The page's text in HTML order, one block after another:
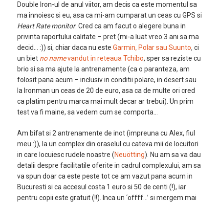
Double Iron-ul de anul viitor, am decis ca este momentul sa
ma innoiesc si eu, asa ca mi-am cumparat un ceas cu GPS si
Heart Rate monitor. Cred ca am facut o alegere buna in
privinta raportului calitate – pret (mi-a luat vreo 3 ani sa ma
decid… :)) si, chiar daca nu este Garmin, Polar sau Suunto, ci
un biet no namevandut in reteaua Tchibo, sper sa reziste cu
brio si sa ma ajute la antrenamente (ca o paranteza, am
folosit pana acum – inclusiv in conditii polare, in desert sau
la Ironman un ceas de 20 de euro, asa ca de multe ori cred
ca platim pentru marca mai mult decar ar trebui). Un prim
test va fi maine, sa vedem cum se comporta…
Am bifat si 2 antrenamente de inot (impreuna cu Alex, fiul
meu :)), la un complex din oraselul cu cateva mii de locuitori
in care locuiesc rudele noastre (Neuötting). Nu am sa va dau
detalii despre facilitatile oferite in cadrul complexului, am sa
va spun doar ca este peste tot ce am vazut pana acum in
Bucuresti si ca accesul costa 1 euro si 50 de centi (!), iar
pentru copii este gratuit (!!). Inca un ‘offff…’ si mergem mai